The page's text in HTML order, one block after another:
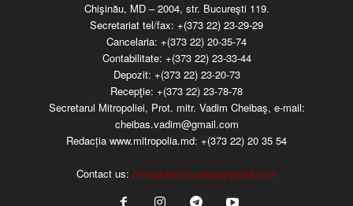
Chişinău, MD – 2004, str. Bucureşti 119.
Secretariat tel/fax: +(373 22) 23-29-29
Cancelaria: +(373 22) 20-35-74
Contabilitate: +(373 22) 23-33-44
Depozit: +(373 22) 23-20-73
Recepţie: +(373 22) 23-78-78
Secretarul Mitropoliei, Prot. mitr. Vadim Cheibaş, e-mail:
cheibas.vadim@gmail.com
Redacția www.mitropolia.md: +(373 22) 20 35 54
Contact us: mitropoliamd.press@gmail.com